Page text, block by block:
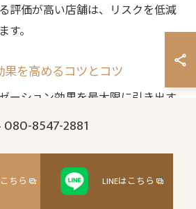
評価が高い店舗は、リスクを低減
。
果を高めるコツとコツ
ーション効果を最大限に引き出す
大切です。施術の前に深呼吸をし
じて、施術者の手技に意識を集中
080-8547-2881
ちら LINEはこちら